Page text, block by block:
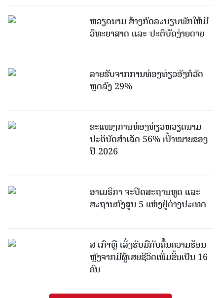
ຫວຽດນາມ ສ້າງກົດລະບຽບພັກໃຫ້ມີ
ວິທະຍາສາດ ແລະ ປະຕິບັດງ່າຍດາຍ
ລາຍຮັບຈາກການທ່ອງທ່ຽວອັງກໍວັດ
ຫຼດລົງ 29%
ຂະ​ແໜງ​ການ​ທ່ອງ​ທ່ຽວຫວຽດນາມ ​
ປະ​ຕິ​ບັດ​ສຳ​ເລັດ 56% ເປົ້າ​ໝາຍຂອງ
ປີ 2026
ອາເມຣິກາ ຈະປິດສະຖານທູດ ແ​ລະ
ສະຖານກົງສູນ 5 ແຫ່ງ​ຢູ່​ຕ່າງ​ປະ​ເທດ
ສ ເກົາຫຼີ ເລັ່ງຮັບມືກັບຄື້ນຄວາມຮ້ອນ
ຫຼັງຈາກມີຜູ້ເສຍຊີວິດເພີ່ມຂຶ້ນເປັນ 16
ຄົນ